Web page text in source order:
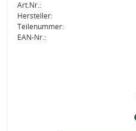
Art.Nr.:
Hersteller:
Teilenummer:
EAN-Nr.: